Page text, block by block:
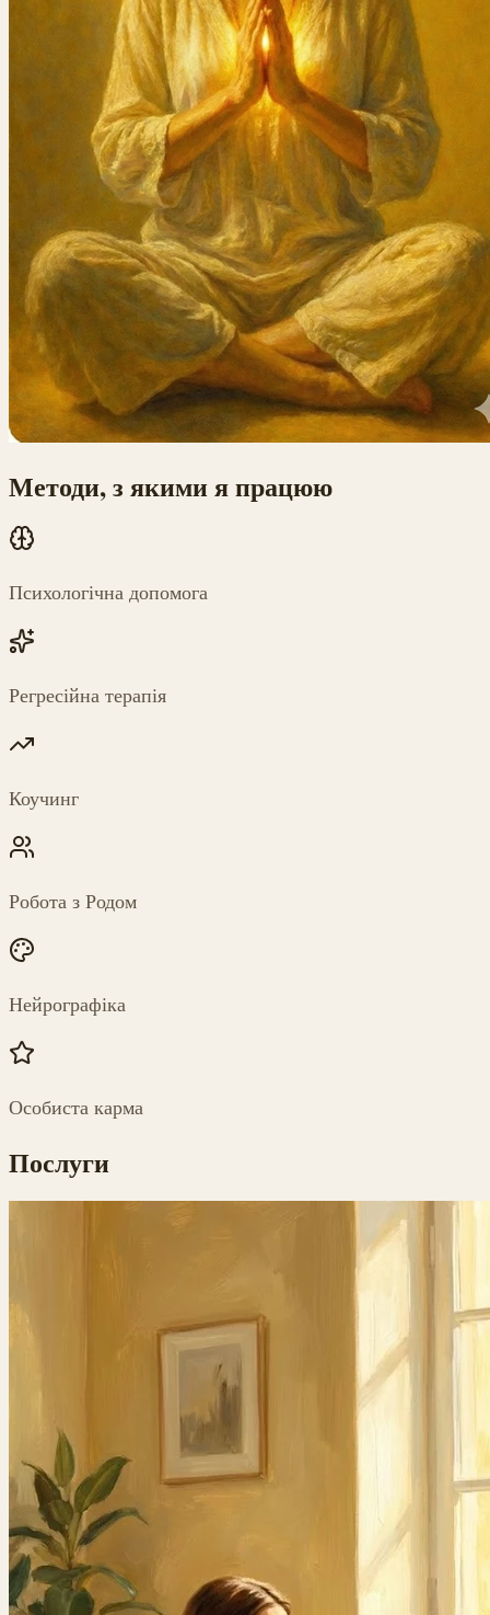
Методи, з якими я працюю
Психологічна допомога
Регресійна терапія
Коучинг
Робота з Родом
Нейрографіка
Особиста карма
Послуги